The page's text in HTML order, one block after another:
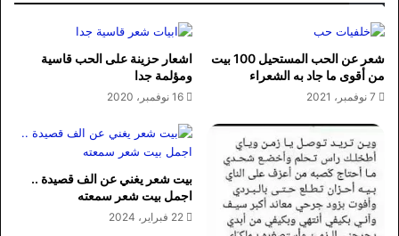
شعر عن الحب المستحيل 100 بيت
من أقوى ما جاد به الشعراء
7 نوفمبر، 2021
اشعار حزينة على الحب قاسية
ومؤلمة جدا
16 نوفمبر، 2020
بيت شعر يغني عن الف قصيدة ..
اجمل بيت شعر سمعته
22 فبراير، 2024